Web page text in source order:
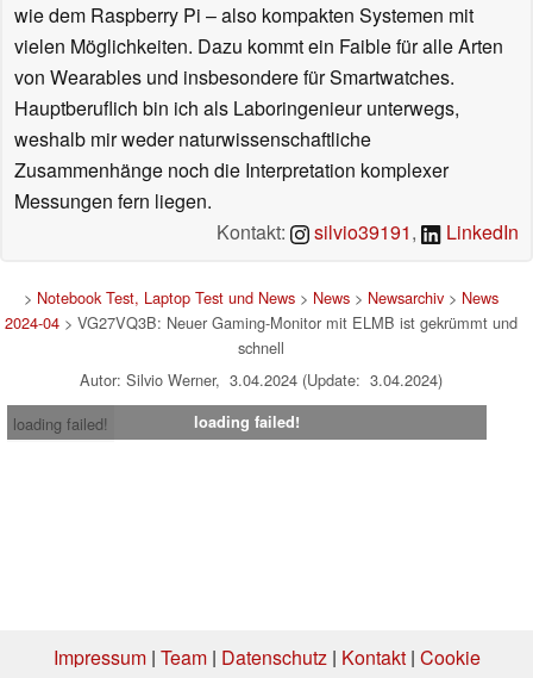
wie dem Raspberry Pi – also kompakten Systemen mit
vielen Möglichkeiten. Dazu kommt ein Faible für alle Arten
von Wearables und insbesondere für Smartwatches.
Hauptberuflich bin ich als Laboringenieur unterwegs,
weshalb mir weder naturwissenschaftliche
Zusammenhänge noch die Interpretation komplexer
Messungen fern liegen.
Kontakt:
silvio39191, LinkedIn
> Notebook Test, Laptop Test und News> News> Newsarchiv> News
2024-04> VG27VQ3B: Neuer Gaming-Monitor mit ELMB ist gekrümmt und
schnell
Autor: Silvio Werner, 3.04.2024 (Update: 3.04.2024)
loading failed!
loading failed!
Impressum| Team| Datenschutz| Kontakt| Cookie